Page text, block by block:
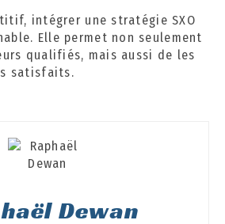
intégrer une stratégie SXO
Elle permet non seulement
qualifiés, mais aussi de les
satisfaits.
Dewan